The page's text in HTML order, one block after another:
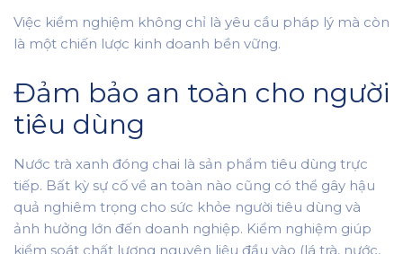
Việc kiểm nghiệm không chỉ là yêu cầu pháp lý mà còn
là một chiến lược kinh doanh bền vững.
Đảm bảo an toàn cho người
tiêu dùng
Nước trà xanh đóng chai là sản phẩm tiêu dùng trực
tiếp. Bất kỳ sự cố về an toàn nào cũng có thể gây hậu
quả nghiêm trọng cho sức khỏe người tiêu dùng và
ảnh hưởng lớn đến doanh nghiệp. Kiểm nghiệm giúp
kiểm soát chất lượng nguyên liệu đầu vào (lá trà, nước,